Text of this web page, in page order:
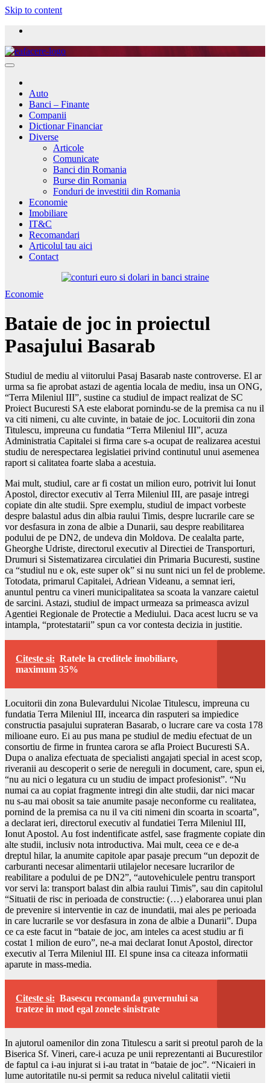
Skip to content
Auto
Banci – Finante
Companii
Dictionar Financiar
Diverse
Articole
Comunicate
Banci din Romania
Burse din Romania
Fonduri de investitii din Romania
Economie
Imobiliare
IT&C
Recomandari
Articolul tau aici
Contact
Economie
Bataie de joc in proiectul
Pasajului Basarab
Studiul de mediu al viitorului Pasaj Basarab naste controverse. El ar
urma sa fie aprobat astazi de agentia locala de mediu, insa un ONG,
“Terra Mileniul III”, sustine ca studiul de impact realizat de SC
Proiect Bucuresti SA este elaborat pornindu-se de la premisa ca nu il
va citi nimeni, cu alte cuvinte, in bataie de joc. Locuitorii din zona
Titulescu, impreuna cu fundatia “Terra Mileniul III”, acuza
Administratia Capitalei si firma care s-a ocupat de realizarea acestui
studiu de nerespectarea legislatiei privind continutul unui asemenea
raport si calitatea foarte slaba a acestuia.
Mai mult, studiul, care ar fi costat un milion euro, potrivit lui Ionut
Apostol, director executiv al Terra Mileniul III, are pasaje intregi
copiate din alte studii. Spre exemplu, studiul de impact vorbeste
despre balastul adus din albia raului Timis, despre lucrarile care se
vor desfasura in zona de albie a Dunarii, sau despre reabilitarea
podului de pe DN2, de undeva din Moldova. De cealalta parte,
Gheorghe Udriste, directorul executiv al Directiei de Transporturi,
Drumuri si Sistematizarea circulatiei din Primaria Bucuresti, sustine
ca “studiul nu e ok, este super ok” si nu sunt nici un fel de probleme.
Totodata, primarul Capitalei, Adriean Videanu, a semnat ieri,
anuntul pentru ca vineri municipalitatea sa scoata la vanzare caietul
de sarcini. Astazi, studiul de impact urmeaza sa primeasca avizul
Agentiei Regionale de Protectie a Mediului. Daca acest lucru se va
intampla, “protestatarii” spun ca vor contesta decizia in justitie.
Citeste si: Ratele la creditele imobiliare,
maximum 35%
Locuitorii din zona Bulevardului Nicolae Titulescu, impreuna cu
fundatia Terra Mileniul III, incearca din rasputeri sa impiedice
constructia pasajului suprateran Basarab, o lucrare care va costa 178
milioane euro. Ei au pus mana pe studiul de mediu efectuat de un
consortiu de firme in fruntea carora se afla Proiect Bucuresti SA.
Dupa o analiza efectuata de specialisti angajati special in acest scop,
riveranii au descoperit o serie de nereguli in document, care, spun ei,
“nu au nici o legatura cu un studiu de impact profesionist”. “Nu
numai ca au copiat fragmente intregi din alte studii, dar nici macar
nu s-au mai obosit sa taie anumite pasaje neconforme cu realitatea,
pornind de la premisa ca nu il va citi nimeni din scoarta in scoarta”,
a declarat ieri, directorul executiv al fundatiei Terra Mileniul III,
Ionut Apostol. Au fost indentificate astfel, sase fragmente copiate din
alte studii, inclusiv nota introductiva. Mai mult, ceea ce e de-a
dreptul hilar, la anumite capitole apar pasaje precum “un depozit de
carburanti necesar alimentarii utilajelor necesare lucrarilor de
reabilitare a podului de pe DN2”, “autovehiculele pentru transport
vor servi la: transport balast din albia raului Timis”, sau din capitolul
“Situatii de risc in perioada de constructie: (…) elaborarea unui plan
de prevenire si interventie in caz de inundatii, mai ales pe perioada
in care lucrarile se vor desfasura in zona de albie a Dunarii”. Dupa
ce ca este facut in “bataie de joc, am inteles ca acest studiu ar fi
costat 1 milion de euro”, ne-a mai declarat Ionut Apostol, director
executiv al Terra Mileniul III. El spune insa ca citeaza informatii
aparute in mass-media.
Citeste si: Basescu recomanda guvernului sa
trateze in mod egal zonele sinistrate
In ajutorul oamenilor din zona Titulescu a sarit si preotul paroh de la
Biserica Sf. Vineri, care-i acuza pe unii reprezentanti ai Bucurestilor
de faptul ca i-au injurat si i-au tratat in “bataie de joc”. “Nicaieri in
lume autoritatile nu-si permit sa reduca nivelul calitatii vietii